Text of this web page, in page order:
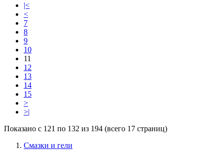
|<
<
7
8
9
10
11
12
13
14
15
>
>|
Показано с 121 по 132 из 194 (всего 17 страниц)
Смазки и гели